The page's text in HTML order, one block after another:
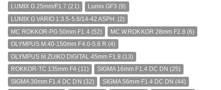
LUMIX G 25mm/F1.7 (21) Lumix GF3 (9)
LUMIX G VARIO 1:3.5-5.6/14-42 ASPH. (2)
MC ROKKOR-PG 50mm F1.4(52) MC W.ROKKOR 28mm F2.8 (6)
OLYMPUS M.40-150mm F4.0-5.6 R (4)
OLYMPUS M.ZUIKO DIGITAL 45mm F1.8 (13)
ROKKOR-TC 135mm F4 (11) SIGMA 16mm F1.4 DC DN (25)
SIGMA 30mm F1.4 DC DN (32) SIGMA 56mm F1.4 DC DN (44)